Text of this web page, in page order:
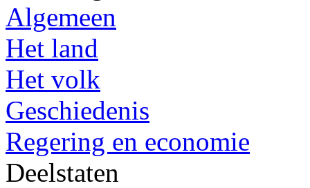
Algemeen
Het land
Het volk
Geschiedenis
Regering en economie
Deelstaten